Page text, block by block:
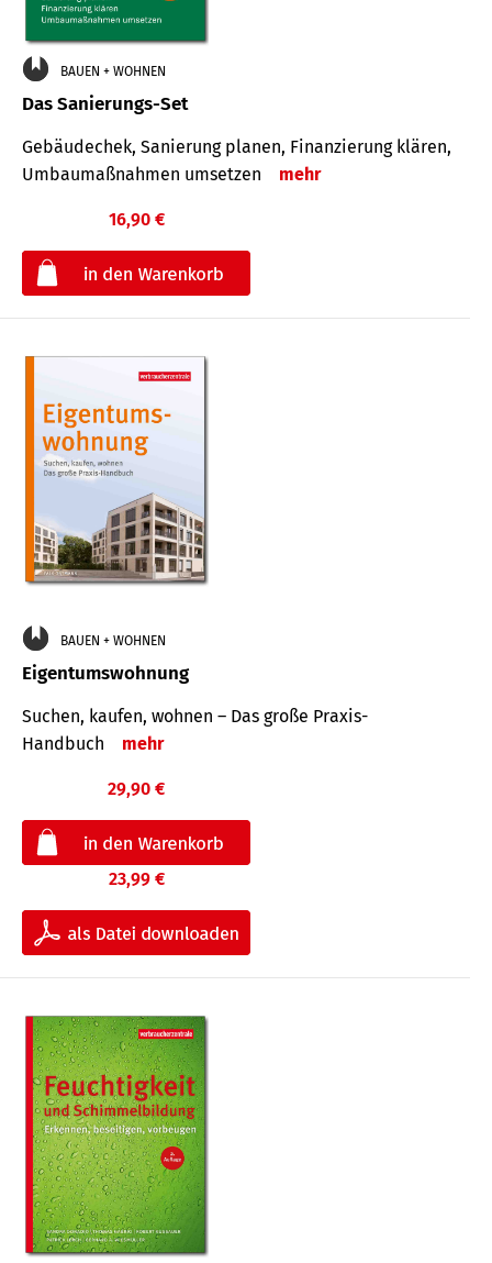
BAUEN + WOHNEN
Das Sanierungs-Set
Gebäudechek, Sanierung planen, Finanzierung klären,
Umbaumaßnahmen umsetzen
mehr
16,90 €
BAUEN + WOHNEN
Eigentumswohnung
Suchen, kaufen, wohnen – Das große Praxis-
Handbuch
mehr
29,90 €
23,99 €